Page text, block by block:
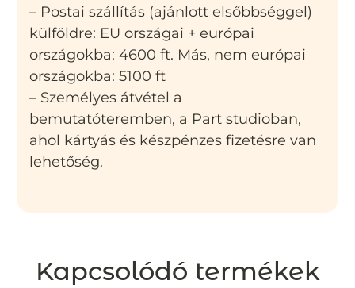
– Postai szállítás (ajánlott elsőbbséggel)
külföldre: EU országai + európai
országokba: 4600 ft. Más, nem európai
országokba: 5100 ft
– Személyes átvétel a
bemutatóteremben, a Part studioban,
ahol kártyás és készpénzes fizetésre van
lehetőség.
Kapcsolódó termékek